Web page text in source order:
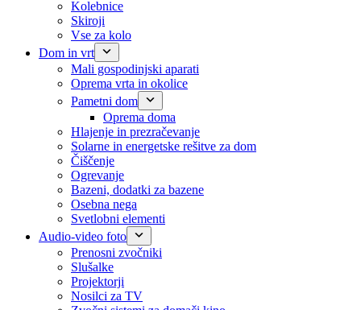
Kolebnice
Skiroji
Vse za kolo
Dom in vrt
Mali gospodinjski aparati
Oprema vrta in okolice
Pametni dom
Oprema doma
Hlajenje in prezračevanje
Solarne in energetske rešitve za dom
Čiščenje
Ogrevanje
Bazeni, dodatki za bazene
Osebna nega
Svetlobni elementi
Audio-video foto
Prenosni zvočniki
Slušalke
Projektorji
Nosilci za TV